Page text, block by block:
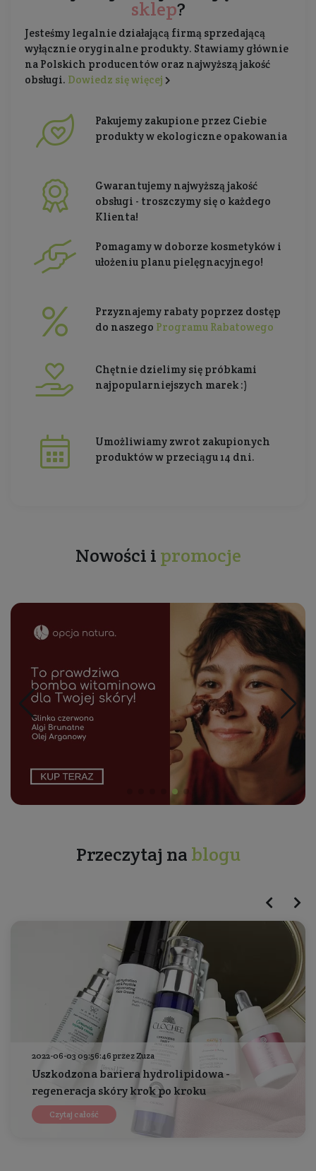
sklep?
Jesteśmy legalnie działającą firmą sprzedającą
wyłącznie oryginalne produkty. Stawiamy głównie
na Polskich producentów oraz najwyższą jakość
obsługi. Dowiedz się więcej
Pakujemy zakupione przez Ciebie
produkty w ekologiczne opakowania
Gwarantujemy najwyższą jakość
obsługi - troszczymy się o każdego
Klienta!
Pomagamy w doborze kosmetyków i
ułożeniu planu pielęgnacyjnego!
Przyznajemy rabaty poprzez dostęp
do naszego Programu Rabatowego
Chętnie dzielimy się próbkami
najpopularniejszych marek :)
Umożliwiamy zwrot zakupionych
produktów w przeciągu 14 dni.
Nowości i promocje
Przeczytaj na blogu
2022-06-03 09:56:46 przez Zuza
Uszkodzona bariera hydrolipidowa -
regeneracja skóry krok po kroku
Czytaj całość